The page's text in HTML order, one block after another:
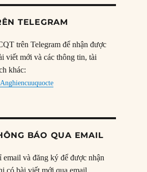
TELEGRAM
trên Telegram để nhận được
viết mới và các thông tin, tài
khác:
BÁO QUA EMAIL
email và đăng ký để được nhận